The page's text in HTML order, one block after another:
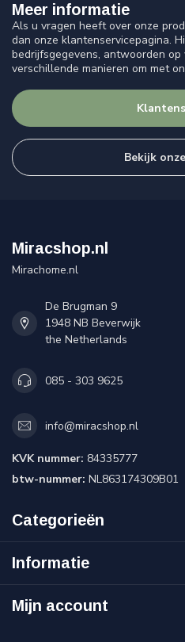
Meer informatie
Als u vragen heeft over onze
dan onze klantenservicepagina.
bedrijfsgegevens, antwoorden
verschillende manieren om met
Bekijk
Miracshop.nl
Mirachome.nl
De Brugman 9
1948 NB Beverwijk
the Netherlands
085 - 303 9625
info@miracshop.nl
KVK nummer: 84335777
btw-nummer: NL863174309B01
Categorieën
Informatie
Mijn account